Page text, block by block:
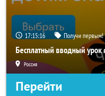
17:15:14 Получи первым!
Бесплатный вводный урок
Россия
Перейти